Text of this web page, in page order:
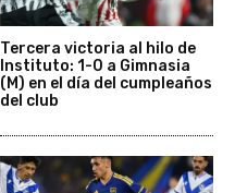
Tercera victoria al hilo de
Instituto: 1-0 a Gimnasia
(M) en el día del cumpleaños
del club